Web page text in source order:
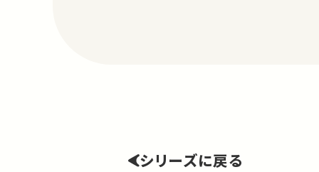
シリーズに戻る